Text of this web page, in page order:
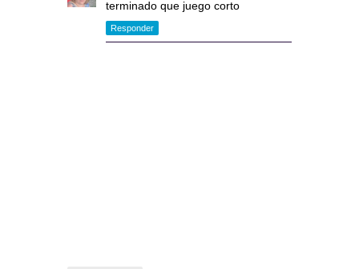
terminado que juego corto
Responder